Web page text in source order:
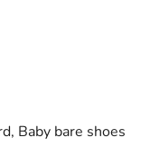
Baby bare shoes